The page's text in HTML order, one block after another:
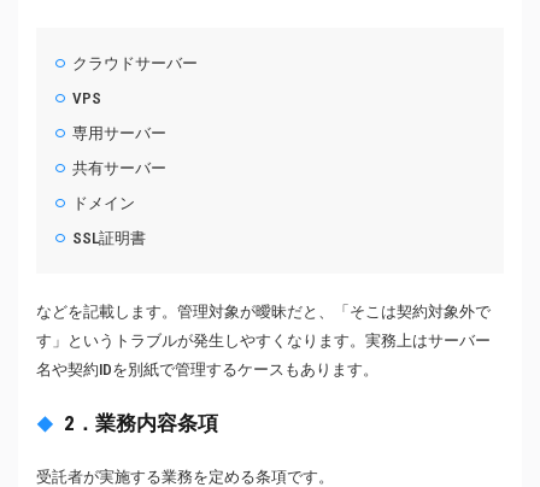
クラウドサーバー
VPS
専用サーバー
共有サーバー
ドメイン
SSL証明書
などを記載します。管理対象が曖昧だと、「そこは契約対象外で
す」というトラブルが発生しやすくなります。実務上はサーバー
名や契約IDを別紙で管理するケースもあります。
2．業務内容条項
受託者が実施する業務を定める条項です。